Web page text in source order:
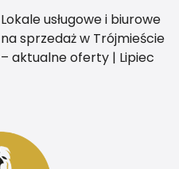
Lokale usługowe i biurowe
na sprzedaż w Trójmieście
– aktualne oferty | Lipiec